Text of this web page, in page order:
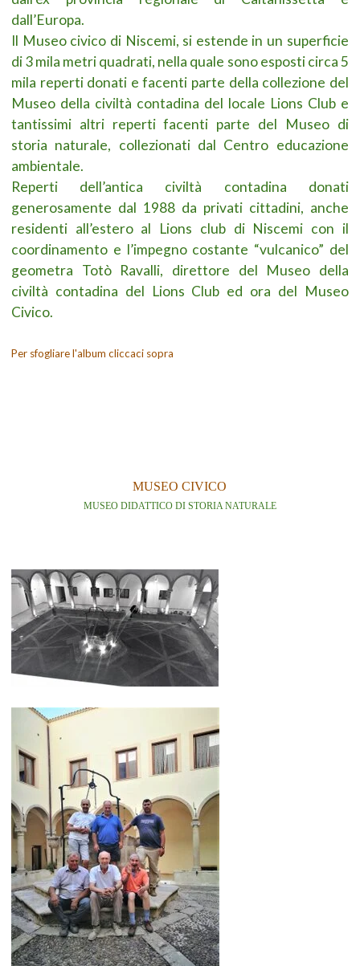
dall’Europa.
Il Museo civico di Niscemi, si estende in un superficie
di 3 mila metri quadrati, nella quale sono esposti circa 5
mila reperti donati e facenti parte della collezione del
Museo della civiltà contadina del locale Lions Club e
tantissimi altri reperti facenti parte del Museo di
storia naturale, collezionati dal Centro educazione
ambientale.
Reperti dell’antica civiltà contadina donati
generosamente dal 1988 da privati cittadini, anche
residenti all’estero al Lions club di Niscemi con il
coordinamento e l’impegno costante “vulcanico” del
geometra Totò Ravalli, direttore del Museo della
civiltà contadina del Lions Club ed ora del Museo
Civico.
Per sfogliare l'album cliccaci sopra
MUSEO CIVICO
MUSEO DIDATTICO DI STORIA NATURALE